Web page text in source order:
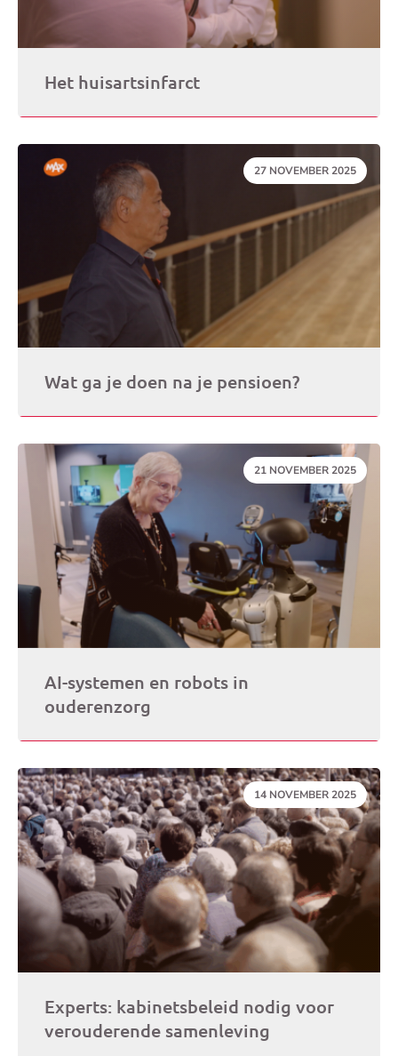
Het huisartsinfarct
DATUM:
27 NOVEMBER 2025
Wat ga je doen na je pensioen?
DATUM:
21 NOVEMBER 2025
AI-systemen en robots in
ouderenzorg
DATUM:
14 NOVEMBER 2025
Experts: kabinetsbeleid nodig voor
verouderende samenleving